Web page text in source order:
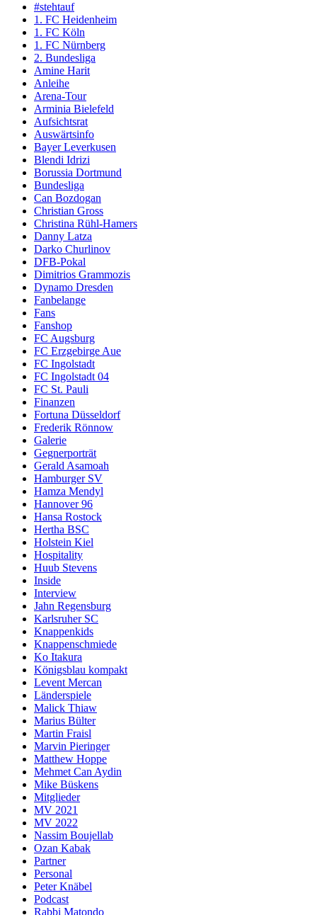
#stehtauf
1. FC Heidenheim
1. FC Köln
1. FC Nürnberg
2. Bundesliga
Amine Harit
Anleihe
Arena-Tour
Arminia Bielefeld
Aufsichtsrat
Auswärtsinfo
Bayer Leverkusen
Blendi Idrizi
Borussia Dortmund
Bundesliga
Can Bozdogan
Christian Gross
Christina Rühl-Hamers
Danny Latza
Darko Churlinov
DFB-Pokal
Dimitrios Grammozis
Dynamo Dresden
Fanbelange
Fans
Fanshop
FC Augsburg
FC Erzgebirge Aue
FC Ingolstadt
FC Ingolstadt 04
FC St. Pauli
Finanzen
Fortuna Düsseldorf
Frederik Rönnow
Galerie
Gegnerporträt
Gerald Asamoah
Hamburger SV
Hamza Mendyl
Hannover 96
Hansa Rostock
Hertha BSC
Holstein Kiel
Hospitality
Huub Stevens
Inside
Interview
Jahn Regensburg
Karlsruher SC
Knappenkids
Knappenschmiede
Ko Itakura
Königsblau kompakt
Levent Mercan
Länderspiele
Malick Thiaw
Marius Bülter
Martin Fraisl
Marvin Pieringer
Matthew Hoppe
Mehmet Can Aydin
Mike Büskens
Mitglieder
MV 2021
MV 2022
Nassim Boujellab
Ozan Kabak
Partner
Personal
Peter Knäbel
Podcast
Rabbi Matondo